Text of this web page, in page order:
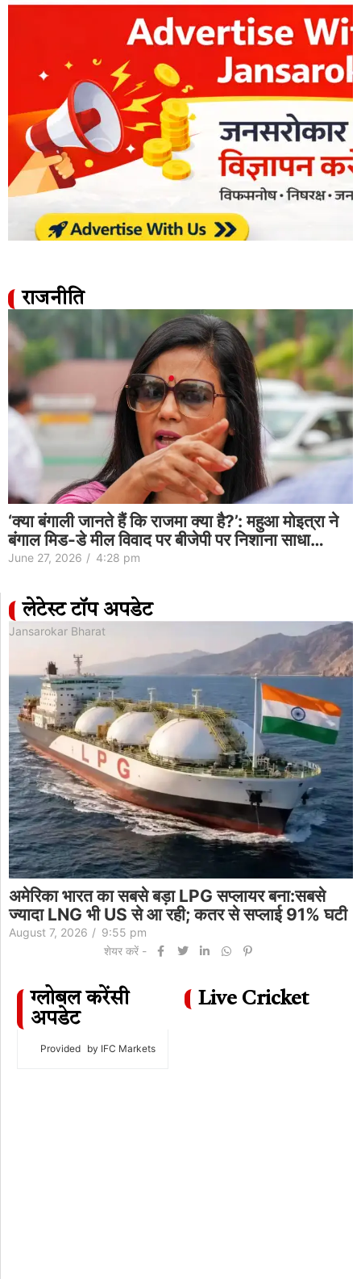
राजनीति
‘क्या बंगाली जानते हैं कि राजमा क्या है?’: महुआ मोइत्रा ने
बंगाल मिड-डे मील विवाद पर बीजेपी पर निशाना साधा…
June 27, 2026 / 4:28 pm
लेटेस्ट टॉप अपडेट
Jansarokar Bharat
अमेरिका भारत का सबसे बड़ा LPG सप्लायर बना:सबसे
ज्यादा LNG भी US से आ रही; कतर से सप्लाई 91% घटी
August 7, 2026 / 9:55 pm
शेयर करें -
ग्लोबल करेंसी
अपडेट
Provided by IFC Markets
Live Cricket